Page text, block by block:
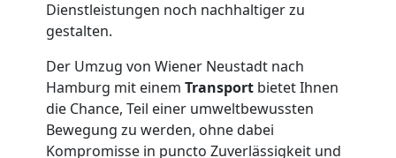
Dienstleistungen noch nachhaltiger zu
gestalten.
Der Umzug von Wiener Neustadt nach
Hamburg mit einem Transport bietet Ihnen
die Chance, Teil einer umweltbewussten
Bewegung zu werden, ohne dabei
Kompromisse in puncto Zuverlässigkeit und
Klaviertransport
Wiener